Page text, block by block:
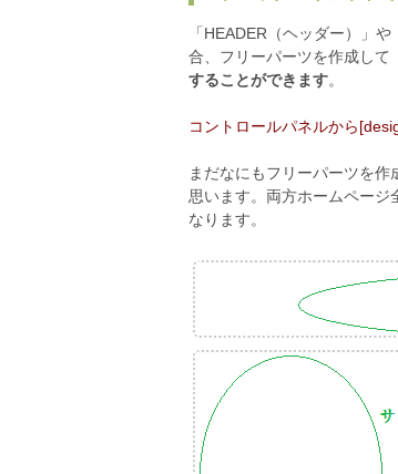
「HEADER（ヘッダー）」
合、フリーパーツを作成して
することができます。
コントロールパネルから
まだなにもフリーパーツを
思います。両方ホームペー
なります。